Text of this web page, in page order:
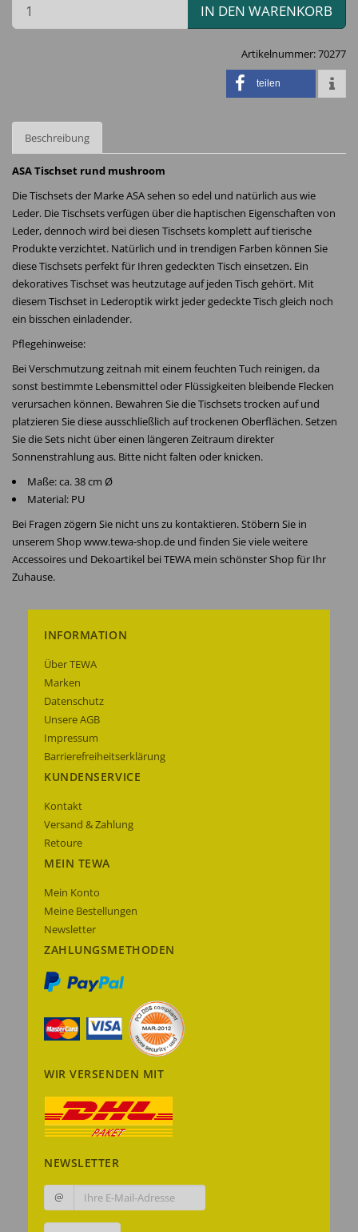
IN DEN WARENKORB
Artikelnummer:70277
teilen
Beschreibung
ASA Tischset rund mushroom
Die Tischsets der Marke ASA sehen so edel und natürlich aus wie
Leder. Die Tischsets verfügen über die haptischen Eigenschaften von
Leder, dennoch wird bei diesen Tischsets komplett auf tierische
Produkte verzichtet. Natürlich und in trendigen Farben können Sie
diese Tischsets perfekt für Ihren gedeckten Tisch einsetzen. Ein
dekoratives Tischset was heutzutage auf jeden Tisch gehört. Mit
diesem Tischset in Lederoptik wirkt jeder gedeckte Tisch gleich noch
ein bisschen einladender.
Pflegehinweise:
Bei Verschmutzung zeitnah mit einem feuchten Tuch reinigen, da
sonst bestimmte Lebensmittel oder Flüssigkeiten bleibende Flecken
verursachen können. Bewahren Sie die Tischsets trocken auf und
platzieren Sie diese ausschließlich auf trockenen Oberflächen. Setzen
Sie die Sets nicht über einen längeren Zeitraum direkter
Sonnenstrahlung aus. Bitte nicht falten oder knicken.
Maße: ca. 38 cm Ø
Material: PU
Bei Fragen zögern Sie nicht uns zu kontaktieren. Stöbern Sie in
unserem Shop www.tewa-shop.de und finden Sie viele weitere
Accessoires und Dekoartikel bei TEWA mein schönster Shop für Ihr
Zuhause.
INFORMATION
Über TEWA
Marken
Datenschutz
Unsere AGB
Impressum
Barrierefreiheitserklärung
KUNDENSERVICE
Kontakt
Versand & Zahlung
Retoure
MEIN TEWA
Mein Konto
Meine Bestellungen
Newsletter
ZAHLUNGSMETHODEN
WIR VERSENDEN MIT
NEWSLETTER
@